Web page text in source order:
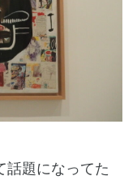
話題になってた